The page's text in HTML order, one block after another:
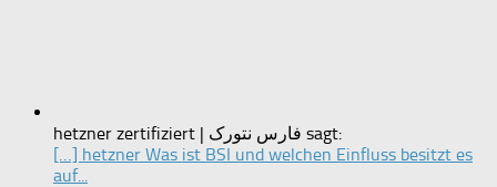
hetzner zertifiziert | فارس نتورک sagt:
[…] hetzner Was ist BSI und welchen Einfluss besitzt es
auf...